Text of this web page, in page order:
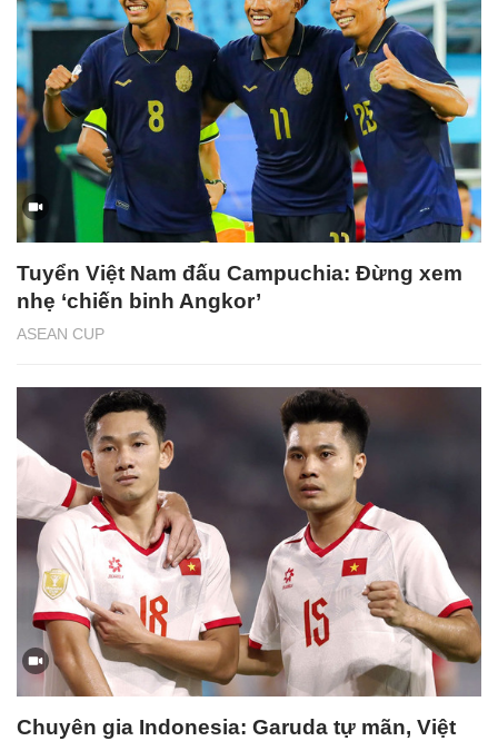
ASEAN CUP
Tuyển Việt Nam đấu Campuchia: Đừng xem
nhẹ ‘chiến binh Angkor’
Chuyên gia Indonesia: Garuda tự mãn, Việt